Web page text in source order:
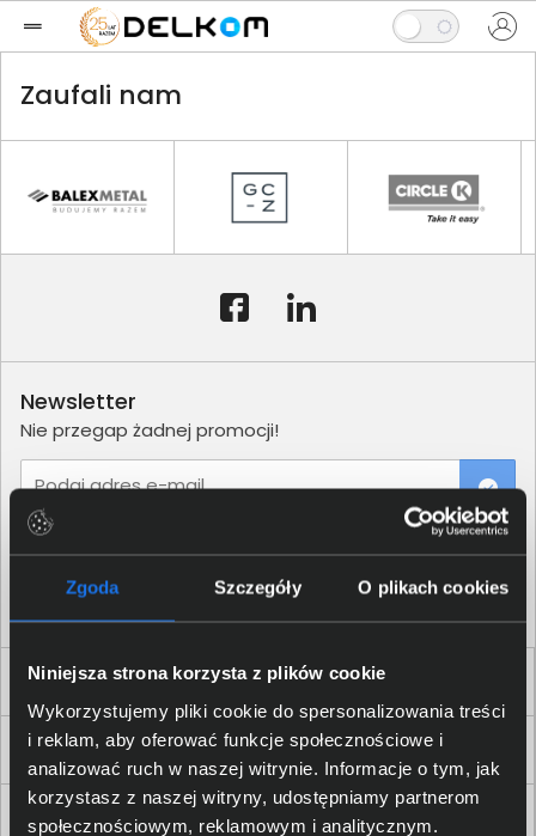
Zgoda Szczegóły O plikach cookies
Niniejsza strona korzysta z plików cookie
Wykorzystujemy pliki cookie do spersonalizowania treści
i reklam, aby oferować funkcje społecznościowe i
analizować ruch w naszej witrynie. Informacje o tym, jak
korzystasz z naszej witryny, udostępniamy partnerom
społecznościowym, reklamowym i analitycznym.
Zaufali nam
Dla Firm i Instytucji
Zakupy
Delkom 2000
Newsletter
Nie przegap żadnej promocji!
Podaj adres e-mail